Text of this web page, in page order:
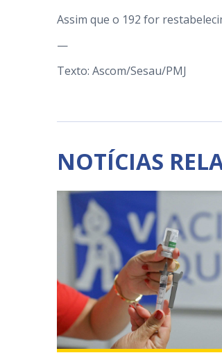
Assim que o 192 for
—
Texto: Ascom/Sesau/PMJ
NOTÍCIAS